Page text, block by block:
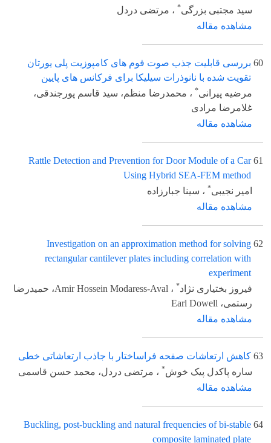
سید مجتبی بزرگی* ، مرتضی دردل
مشاهده مقاله
60 بررسی قابلیت جذب صوت فوم های کامپوزیت پلی یورتان
تقویت شده با نانوذرات سیلیکا برای فرکانس های پایین
مرضیه پیرانی* ، محمدرضا منظم، سید قاسم پورجندقی،
غلامرضا مرادی
مشاهده مقاله
61
Rattle Detection and Prevention for Door Module of a Car
Using Hybrid SEA-FEM method
امیر نجیبی* ، سینا جبارزاده
مشاهده مقاله
62
Investigation on an approximation method for solving
rectangular cantilever plates including correlation with
experiment
فیروز بختیاری نژاد*
، Amir Hossein Modaress-Aval، حمیدرضا
رستمی، Earl Dowell
مشاهده مقاله
63 کاهش ارتعاشات صفحه فراساختار با جاذب ارتعاشاتی خطی
ساره پاکدل پیک خوش* ، مرتضی دردل، محمد حسن قاسمی
مشاهده مقاله
64
Buckling, post-buckling and natural frequencies of bi-stable
composite laminated plate